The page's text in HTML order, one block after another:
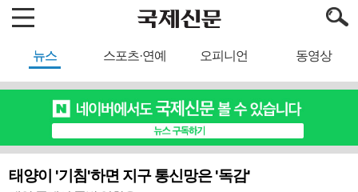
뉴스 스포츠·연예 오피니언 동영상
태양이 '기침'하면 지구 통신망은 '독감'